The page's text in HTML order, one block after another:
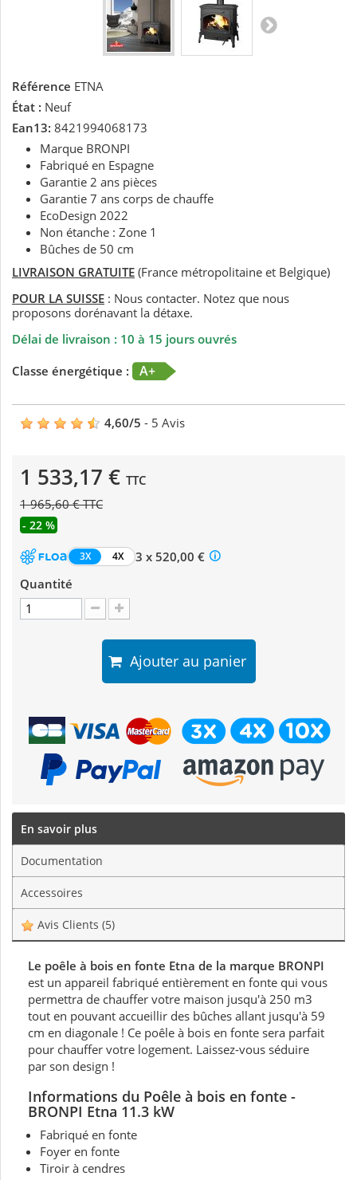
Référence ETNA
État : Neuf
Ean13: 8421994068173
Marque BRONPI
Fabriqué en Espagne
Garantie 2 ans pièces
Garantie 7 ans corps de chauffe
EcoDesign 2022
Non étanche : Zone 1
Bûches de 50 cm
LIVRAISON GRATUITE (France métropolitaine et Belgique)
POUR LA SUISSE : Nous contacter. Notez que nous
proposons dorénavant la détaxe.
Délai de livraison : 10 à 15 jours ouvrés
Classe énergétique :
A+
4,60/5 - 5 Avis
1 533,17 € TTC
1 965,60 € TTC
- 22 %
3X 4X
3 x 520,00 €
Quantité
Ajouter au panier
En savoir plus
Documentation
Accessoires
Avis Clients (5)
Le poêle à bois en fonte Etna de la marque BRONPI
est un appareil fabriqué entièrement en fonte qui vous
permettra de chauffer votre maison jusqu'à 250 m3
tout en pouvant accueillir des bûches allant jusqu'à 59
cm en diagonale ! Ce poêle à bois en fonte sera parfait
pour chauffer votre logement. Laissez-vous séduire
par son design !
Informations du Poêle à bois en fonte -
BRONPI Etna 11.3 kW
Fabriqué en fonte
Foyer en fonte
Tiroir à cendres